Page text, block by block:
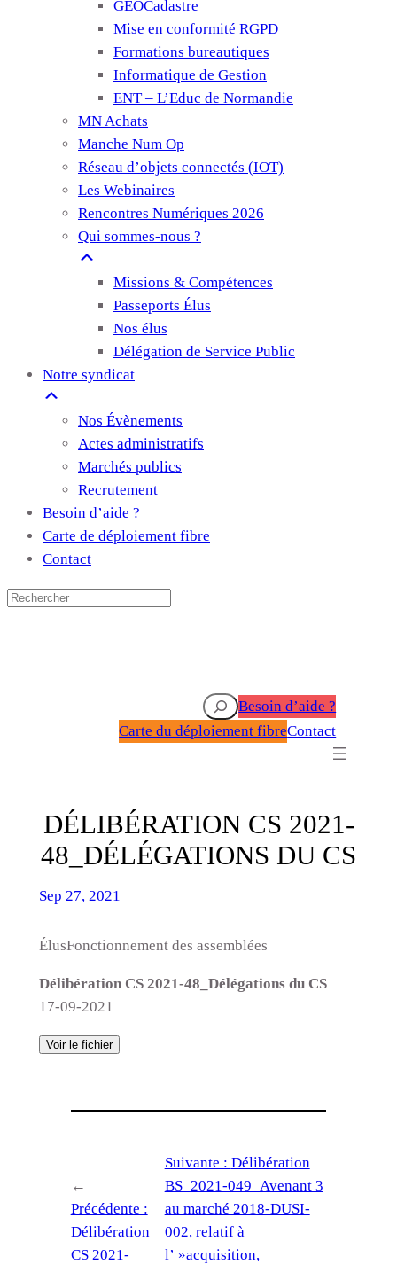
GEOCadastre
Mise en conformité RGPD
Formations bureautiques
Informatique de Gestion
ENT – L’Educ de Normandie
MN Achats
Manche Num Op
Réseau d’objets connectés (IOT)
Les Webinaires
Rencontres Numériques 2026
Qui sommes-nous ?
Missions & Compétences
Passeports Élus
Nos élus
Délégation de Service Public
Notre syndicat
Nos Évènements
Actes administratifs
Marchés publics
Recrutement
Besoin d’aide ?
Carte de déploiement fibre
Contact
RechercherBesoin d’aide ?
Carte du déploiement fibreContact
DÉLIBÉRATION CS 2021-
48_DÉLÉGATIONS DU CS
Sep 27, 2021
ÉlusFonctionnement des assemblées
Délibération CS 2021-48_Délégations du CS
17-09-2021
Voir le fichier
←
Précédente :
Délibération
CS 2021-
Suivante : Délibération
BS_2021-049_Avenant 3
au marché 2018-DUSI-
002, relatif à
l’ »acquisition,